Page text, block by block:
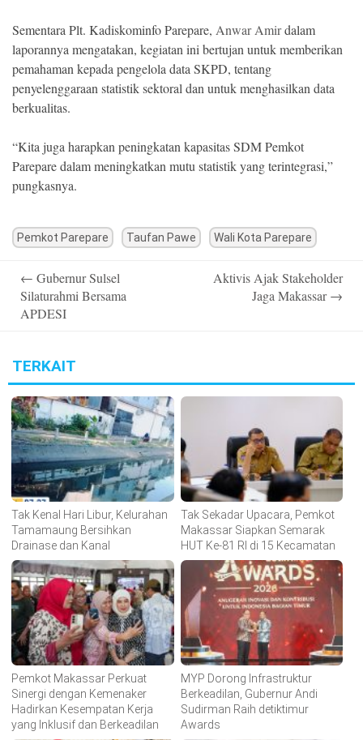
Sementara Plt. Kadiskominfo Parepare, Anwar Amirdalam
laporannya mengatakan, kegiatan ini bertujan untuk memberikan
pemahaman kepada pengelola data SKPD, tentang
penyelenggaraan statistik sektoral dan untuk menghasilkan data
berkualitas.
“Kita juga harapkan peningkatan kapasitas SDM Pemkot
Parepare dalam meningkatkan mutu statistik yang terintegrasi,”
pungkasnya.
Pemkot Parepare Taufan Pawe Wali Kota Parepare
navigation
← Gubernur Sulsel
Silaturahmi Bersama
APDESI
Aktivis Ajak Stakeholder
Jaga Makassar→
TERKAIT
Tak Kenal Hari Libur, Kelurahan
Tamamaung Bersihkan
Drainase dan Kanal
Tak Sekadar Upacara, Pemkot
Makassar Siapkan Semarak
HUT Ke-81 RI di 15 Kecamatan
Pemkot Makassar Perkuat
Sinergi dengan Kemenaker
Hadirkan Kesempatan Kerja
yang Inklusif dan Berkeadilan
MYP Dorong Infrastruktur
Berkeadilan, Gubernur Andi
Sudirman Raih detiktimur
Awards